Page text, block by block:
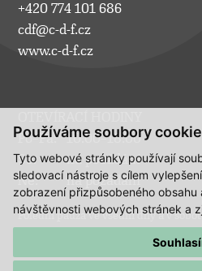
Používáme soubory
Tyto webové stránky používají
sledovací nástroje s cílem
zobrazení přizpůsobeného obsahu
návštěvnosti webových stránek a
+420 774 101 686
cdf@c-d-f.cz
www.c-d-f.cz
Po–Pá:
10.00–18.00
So:
na požádání
Ne:
na požádání
Polední pauza ve všední dny a v